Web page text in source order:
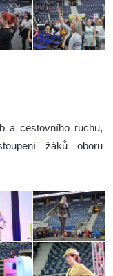
a cestovního ruchu,
žáků oboru